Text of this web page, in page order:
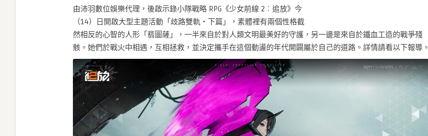
由沛羽數位娛樂代理，後啟示錄小隊戰略 RPG《少女前線 2︰追放》今
（14）日開啟大型主題活動「歧路雙軌・下篇」，素體裡有兩個性格截
然相反的心智的人形「翡圖薩」，一半來自於對人類文明最美好的守護，另一邊是來自於鐵血工造的戰爭殘
骸。她們於戰火中相遇，互相拯救，並決定攜手在這個動盪的年代開闢屬於自己的道路。詳情請看以下報導。